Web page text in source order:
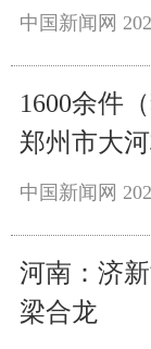
中国新闻网
1600余件
郑州市大
中国新闻网
河南：济
梁合龙